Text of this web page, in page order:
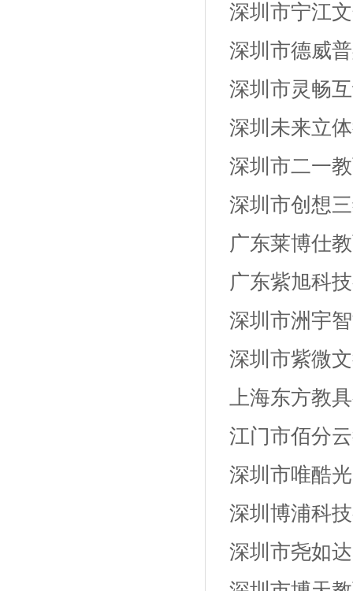
深圳市宁江
深圳市德威
深圳市灵畅
深圳未来立
深圳市二一
深圳市创想
广东莱博仕
广东紫旭科
深圳市洲宇
深圳市紫微
上海东方教
江门市佰分
深圳市唯酷
深圳博浦科
深圳市尧如